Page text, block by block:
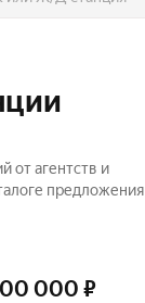
от агентств и
предложения
000 ₽